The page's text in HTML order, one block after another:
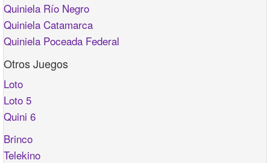
Quiniela Río Negro
Quiniela Catamarca
Quiniela Poceada Federal
Otros Juegos
Loto
Loto 5
Quini 6
Brinco
Telekino